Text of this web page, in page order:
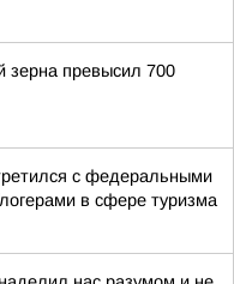
зерна превысил 700
с федеральными
в сфере туризма